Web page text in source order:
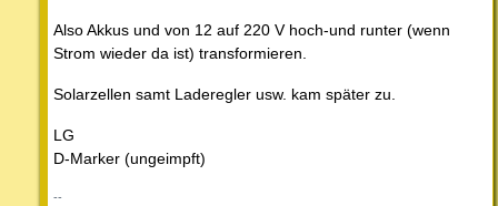
Also Akkus und von 12 auf 220 V hoch-und runter (wenn
Strom wieder da ist) transformieren.
Solarzellen samt Laderegler usw. kam später zu.
LG
D-Marker (ungeimpft)
--